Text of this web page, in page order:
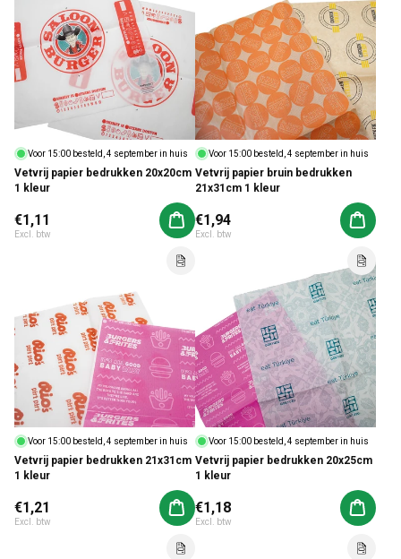
Voor 15:00 besteld, 4 september in huis
Vetvrij papier bedrukken 20x20cm
1 kleur
Normale prijs
€1,11
Excl. btw
Aan winkelwagen toevoegen
Voor 15:00 besteld, 4 september in huis
Vetvrij papier bruin bedrukken
21x31cm 1 kleur
Normale prijs
€1,94
Excl. btw
Aan
Voor 15:00 besteld, 4 september in huis
Vetvrij papier bedrukken 21x31cm
1 kleur
Normale prijs
€1,21
Excl. btw
Aan winkelwagen toevoegen
Voor 15:00 besteld, 4 september in huis
Vetvrij papier bedrukken 20x25cm
1 kleur
Normale prijs
€1,18
Excl. btw
Aan